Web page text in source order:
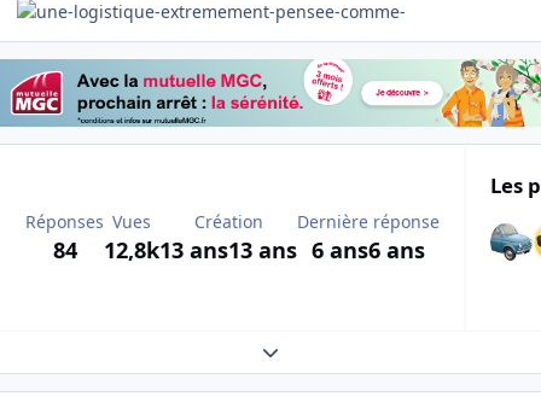
Réponses
84
Vues
12,8k
Création
13 ans13 ans
Dernière réponse
6 ans6 ans
Les
Expand topic overview